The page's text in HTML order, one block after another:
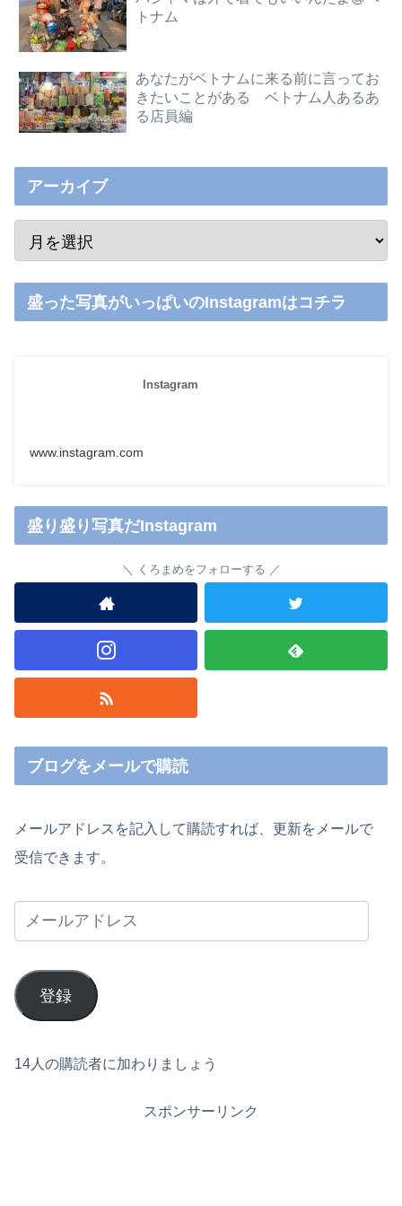
トナム
あなたがベトナムに来る前に言ってお
きたいことがある ベトナム人あるあ
る店員編
アーカイブ
盛った写真がいっぱいのInstagramはコチラ
Instagram
www.instagram.com
盛り盛り写真だInstagram
くろまめをフォローする
ブログをメールで購読
メールアドレスを記入して購読すれば、更新をメールで
受信できます。
登録
14人の購読者に加わりましょう
スポンサーリンク